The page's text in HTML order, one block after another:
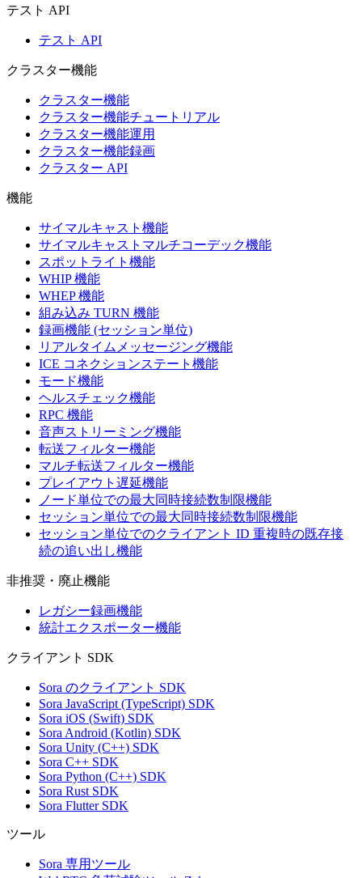
テスト API
テスト API
クラスター機能
クラスター機能
クラスター機能チュートリアル
クラスター機能運用
クラスター機能録画
クラスター API
機能
サイマルキャスト機能
サイマルキャストマルチコーデック機能
スポットライト機能
WHIP 機能
WHEP 機能
組み込み TURN 機能
録画機能 (セッション単位)
リアルタイムメッセージング機能
ICE コネクションステート機能
モード機能
ヘルスチェック機能
RPC 機能
音声ストリーミング機能
転送フィルター機能
マルチ転送フィルター機能
プレイアウト遅延機能
ノード単位での最大同時接続数制限機能
セッション単位での最大同時接続数制限機能
セッション単位でのクライアント ID 重複時の既存接
続の追い出し機能
非推奨・廃止機能
レガシー録画機能
統計エクスポーター機能
クライアント SDK
Sora のクライアント SDK
Sora JavaScript (TypeScript) SDK
Sora iOS (Swift) SDK
Sora Android (Kotlin) SDK
Sora Unity (C++) SDK
Sora C++ SDK
Sora Python (C++) SDK
Sora Rust SDK
Sora Flutter SDK
ツール
Sora 専用ツール